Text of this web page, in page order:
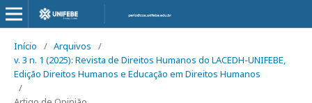
Início / Arquivos
/
v. 3 n. 1 (2025): Revista de Direitos Humanos do LACEDH-UNIFEBE,
Edição Direitos Humanos e Educação em Direitos Humanos
/